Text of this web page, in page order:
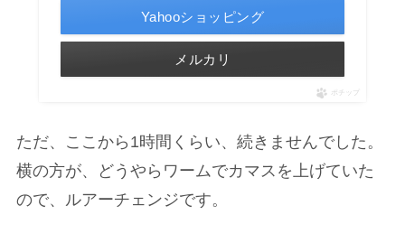
Yahooショッピング
メルカリ
ポチップ
ただ、ここから1時間くらい、続きませんでした。
横の方が、どうやらワームでカマスを上げていた
ので、ルアーチェンジです。